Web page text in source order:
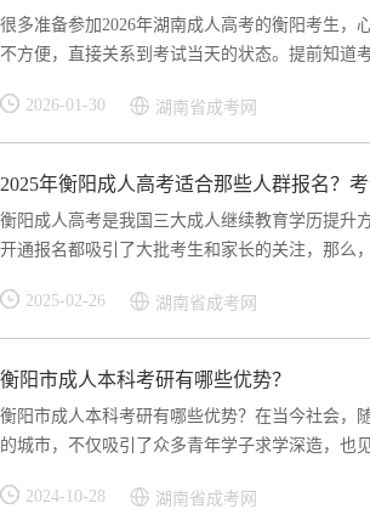
很多准备参加2026年湖南成人高考的衡阳考生，
不方便，直接关系到考试当天的状态。提前知道
2026-01-30 湖南省成考网
2025年衡阳成人高考适合那些人群报名？
衡阳成人高考是我国三大成人继续教育学历提升
开通报名都吸引了大批考生和家长的关注，那么
2025-02-26 湖南省成考网
衡阳市成人本科考研有哪些优势？
衡阳市成人本科考研有哪些优势？在当今社会，
的城市，不仅吸引了众多青年学子求学深造，也
2024-10-28 湖南省成考网